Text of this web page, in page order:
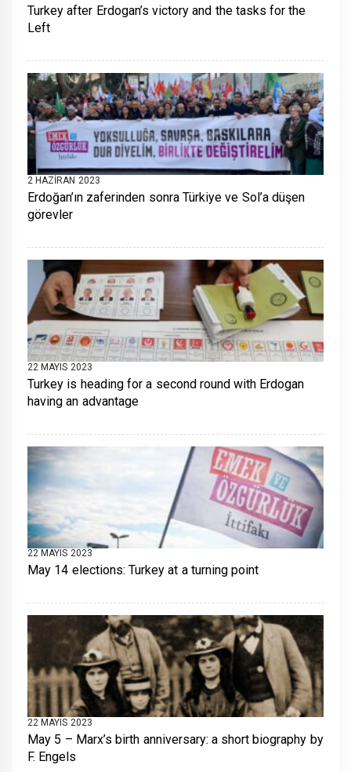
Turkey after Erdogan’s victory and the tasks for the
Left
2 HAZIRAN 2023
Erdoğan’ın zaferinden sonra Türkiye ve Sol’a düşen
görevler
22 MAYIS 2023
Turkey is heading for a second round with Erdogan
having an advantage
22 MAYIS 2023
May 14 elections: Turkey at a turning point
22 MAYIS 2023
May 5 – Marx’s birth anniversary: a short biography by
F. Engels